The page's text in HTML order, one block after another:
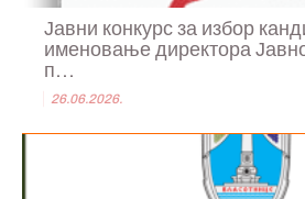
Јавни конкурс за избор
именовање директора
п...
26.06.2026.